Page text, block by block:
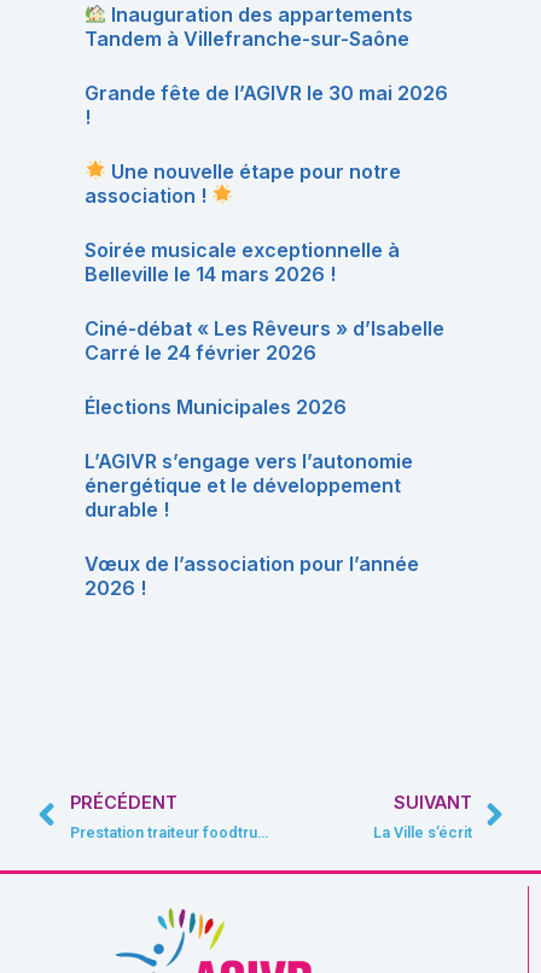
Inauguration des appartements
Tandem à Villefranche-sur-Saône
Grande fête de l’AGIVR le 30 mai 2026
!
Une nouvelle étape pour notre
association !
Soirée musicale exceptionnelle à
Belleville le 14 mars 2026 !
Ciné-débat « Les Rêveurs » d’Isabelle
Carré le 24 février 2026
Élections Municipales 2026
L’AGIVR s’engage vers l’autonomie
énergétique et le développement
durable !
Vœux de l’association pour l’année
2026 !
Précédent
PRÉCÉDENT
Prestation traiteur foodtruck AU COIN DES SENS
SUIVANT
La Ville s’écrit